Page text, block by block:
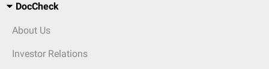
DocCheck
About Us
Investor Relations